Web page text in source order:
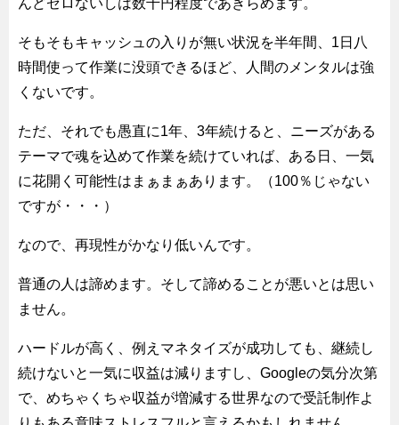
んどゼロないしは数千円程度であきらめます。
そもそもキャッシュの入りが無い状況を半年間、1日八
時間使って作業に没頭できるほど、人間のメンタルは強
くないです。
ただ、それでも愚直に1年、3年続けると、ニーズがある
テーマで魂を込めて作業を続けていれば、ある日、一気
に花開く可能性はまぁまぁあります。（100％じゃない
ですが・・・）
なので、再現性がかなり低いんです。
普通の人は諦めます。そして諦めることが悪いとは思い
ません。
ハードルが高く、例えマネタイズが成功しても、継続し
続けないと一気に収益は減りますし、Googleの気分次第
で、めちゃくちゃ収益が増減する世界なので受託制作よ